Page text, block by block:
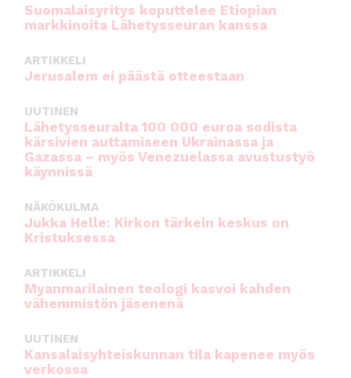
Suomalaisyritys koputtelee Etiopian
markkinoita Lähetysseuran kanssa
ARTIKKELI
Jerusalem ei päästä otteestaan
UUTINEN
Lähetysseuralta 100 000 euroa sodista
kärsivien auttamiseen Ukrainassa ja
Gazassa – myös Venezuelassa avustustyö
käynnissä
NÄKÖKULMA
Jukka Helle: Kirkon tärkein keskus on
Kristuksessa
ARTIKKELI
Myanmarilainen teologi kasvoi kahden
vähemmistön jäsenenä
UUTINEN
Kansalaisyhteiskunnan tila kapenee myös
verkossa